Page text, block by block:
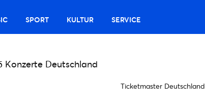
SPORT KULTUR SERVICE
Ticketmaster Deutschland